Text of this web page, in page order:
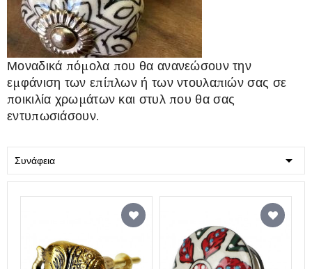
Μοναδικά πόμολα που θα ανανεώσουν την
εμφάνιση των επίπλων ή των ντουλαπιών σας σε
ποικιλία χρωμάτων και στυλ που θα σας
εντυπωσιάσουν.
Συνάφεια 